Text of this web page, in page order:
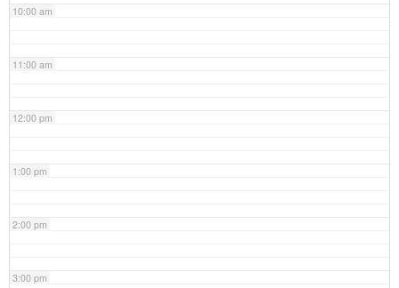
10:00 am
11:00 am
12:00 pm
1:00 pm
2:00 pm
3:00 pm